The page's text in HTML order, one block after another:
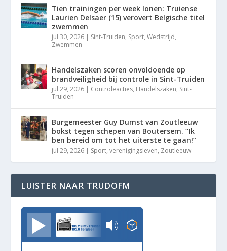
Tien trainingen per week lonen: Truiense
Laurien Delsaer (15) verovert Belgische titel
zwemmen
jul 30, 2026 | Sint-Truiden, Sport,Wedstrijd,
Zwemmen
Handelszaken scoren onvoldoende op
brandveiligheid bij controle in Sint-Truiden
jul 29, 2026 | Controleacties, Handelszaken, Sint-
Truiden
Burgemeester Guy Dumst van Zoutleeuw
bokst tegen schepen van Boutersem. “Ik
ben bereid om tot het uiterste te gaan!”
jul 29, 2026 | Sport,verenigingsleven, Zoutleeuw
LUISTER NAAR TRUDOFM
TrudoFM